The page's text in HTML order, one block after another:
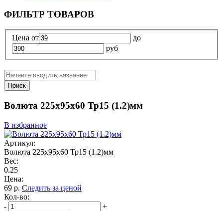
ФИЛЬТР ТОВАРОВ
Цена от
до
руб
Поиск
Волюта 225х95х60 Тр15 (1.2)мм
В избранное
Артикул:
Волюта 225х95х60 Тр15 (1.2)мм
Вес:
0.25
Цена:
69 р. Следить за ценой
Кол-во:
-
+